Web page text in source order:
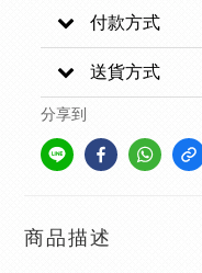
付款方式
送貨方式
分享到
商品描述